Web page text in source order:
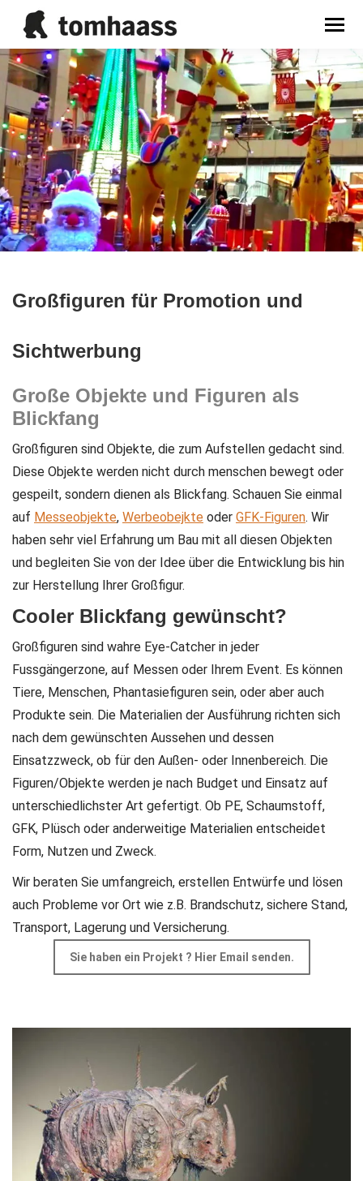
Sie befinden sich hier:
Großfiguren für Promotion und
Sichtwerbung
Große Objekte und Figuren als
Blickfang
Großfiguren sind Objekte, die zum Aufstellen gedacht sind.
Diese Objekte werden nicht durch menschen bewegt oder
gespeilt, sondern dienen als Blickfang. Schauen Sie einmal
auf Messeobjekte, Werbeobejkte oder GFK-Figuren. Wir
haben sehr viel Erfahrung um Bau mit all diesen Objekten
und begleiten Sie von der Idee über die Entwicklung bis hin
zur Herstellung Ihrer Großfigur.
Cooler Blickfang gewünscht?
Großfiguren sind wahre Eye-Catcher in jeder
Fussgängerzone, auf Messen oder Ihrem Event. Es können
Tiere, Menschen, Phantasiefiguren sein, oder aber auch
Produkte sein. Die Materialien der Ausführung richten sich
nach dem gewünschten Aussehen und dessen
Einsatzzweck, ob für den Außen- oder Innenbereich. Die
Figuren/Objekte werden je nach Budget und Einsatz auf
unterschiedlichster Art gefertigt. Ob PE, Schaumstoff,
GFK, Plüsch oder anderweitige Materialien entscheidet
Form, Nutzen und Zweck.
Wir beraten Sie umfangreich, erstellen Entwürfe und lösen
auch Probleme vor Ort wie z.B. Brandschutz, sichere Stand,
Transport, Lagerung und Versicherung.
Sie haben ein Projekt ? Hier Email senden.